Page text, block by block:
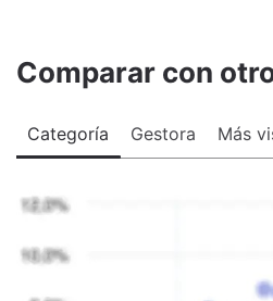
Comparar con
Categoría Gestora Más